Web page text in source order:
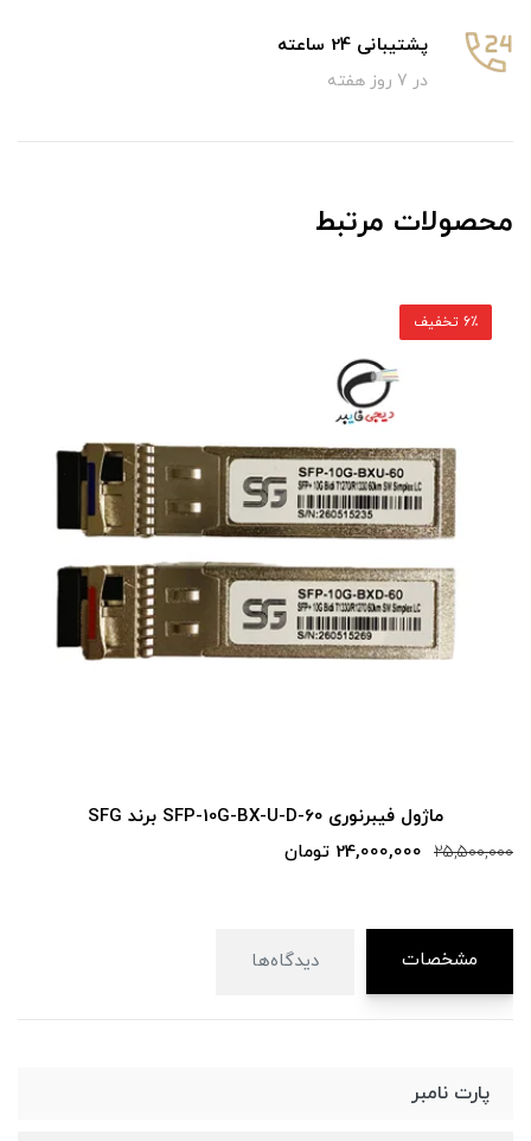
پشتیبانی 24 ساعته
در 7 روز هفته
محصولات مرتبط
ماژول فیبرنوری SFP-10G-BX-U-D-60 برند SFG
25,500,000 24,000,000 تومان
6٪ تخفیف
مشخصات دیدگاه‌ها
پارت نامبر